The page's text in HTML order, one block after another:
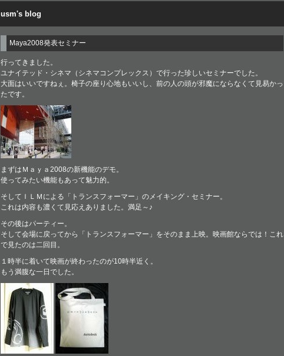
usm's blog
Maya2008発表セミナー
行ってきました。
ユナイテッド・シネマ（シネマコンプレックス）で行った珍しいセミナーでした。
大面はいいですねぇ。椅子の座り心地もいいし、前の人の頭が邪魔にならなくて見易かっ
たです。
まずはＭａｙａ2008の新機能のデモ。
使ってみたい機能もあって魅力的。
そしてＩＬＭによる「トランスフォーマー」のメイキング・セミナー。
これは内容も濃くて見応えありました。満足～♪
その後はパーティー。
そして会場に戻ってから「トランスフォーマー」をそのまま上映。映画館ならでは！これ
で見たのは二回目。
１時半に着いて映画が終わったのが10時半近く。
もう満腹な一日でした。